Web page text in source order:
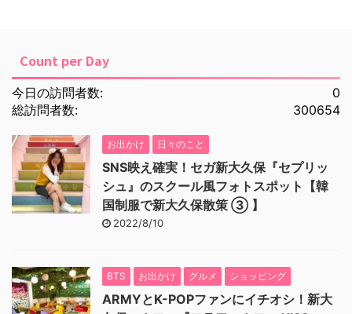
Count per Day
0
今日の訪問者数:
300654
総訪問者数:
お出かけ 日々のこと
SNS映え確実！セガ新大久保『セプリッ
シュ』のスクール風フォトスポット【韓
国制服で新大久保散策 ③ 】
2022/8/10
BTS お出かけ グルメ ショッピング
ARMYとK-POPファンにイチオシ！新大